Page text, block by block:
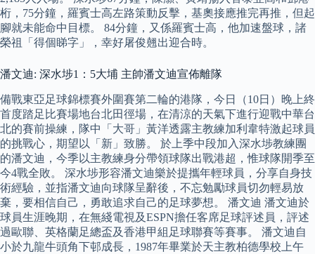
桁，75分鐘，羅賓士高左路策動反擊，基奧接應推完再推，但起
腳就未能命中目標。 84分鐘，又係羅賓士高，他加速盤球，諸
榮祖「得個睇字」，幸好屠俊翹出迎合時。
潘文迪: 深水埗1：5大埔 主帥潘文迪宣佈離隊
備戰東亞足球錦標賽外圍賽第二輪的港隊，今日（10日）晚上終
首度踏足比賽場地台北田徑場，在清涼的天氣下進行迎戰中華台
北的賽前操練，隊中「大哥」黃洋透露主教練加利韋特激起球員
的挑戰心，期望以「新」致勝。 於上季中段加入深水埗教練團
的潘文迪，今季以主教練身分帶領球隊出戰港超，惟球隊開季至
今4戰全敗。 深水埗形容潘文迪樂於提攜年輕球員，分享自身技
術經驗，並指潘文迪向球隊呈辭後，不忘勉勵球員切勿輕易放
棄，要相信自己，勇敢追求自己的足球夢想。 潘文迪 潘文迪於
球員生涯晚期，在無綫電視及ESPN擔任客席足球評述員，評述
過歐聯、英格蘭足總盃及香港甲組足球聯賽等賽事。 潘文迪自
小於九龍牛頭角下邨成長，1987年畢業於天主教柏德學校上午